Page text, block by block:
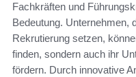
Fachkräften und
Bedeutung. Unternehmen,
Rekrutierung setzen,
finden, sondern auch ihr
fördern. Durch innovative